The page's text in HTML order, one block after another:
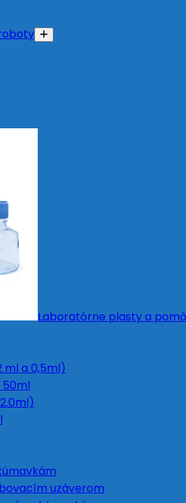
Laboratórne plasty a
ml a 0,5ml)
50ml
uzáverom